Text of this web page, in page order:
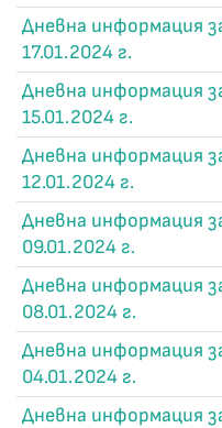
Дневна информация
17.01.2024 г.
Дневна информация
15.01.2024 г.
Дневна информация
12.01.2024 г.
Дневна информация
09.01.2024 г.
Дневна информация
08.01.2024 г.
Дневна информация
04.01.2024 г.
Дневна информация